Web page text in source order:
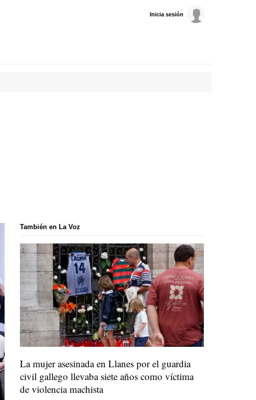
Inicia sesión
También en La Voz
La mujer asesinada en Llanes por el guardia
civil gallego llevaba siete años como víctima
de violencia machista